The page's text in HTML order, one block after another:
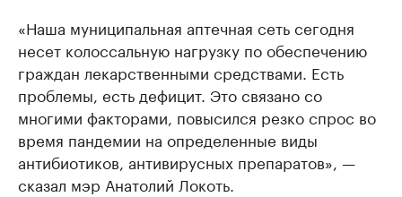
«Наша муниципальная аптечная сеть сегодня
несет колоссальную нагрузку по обеспечению
граждан лекарственными средствами. Есть
проблемы, есть дефицит. Это связано со
многими факторами, повысился резко спрос во
время пандемии на определенные виды
антибиотиков, антивирусных препаратов», —
сказал мэр Анатолий Локоть.